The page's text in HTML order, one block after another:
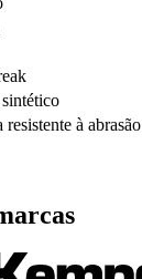
resistente à abrasão